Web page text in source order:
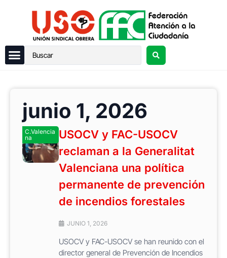
junio 1, 2026
C.Valencia
na
USOCV y FAC-USOCV
reclaman a la Generalitat
Valenciana una política
permanente de prevención
de incendios forestales
JUNIO 1, 2026
USOCV y FAC-USOCV se han reunido con el
director general de Prevención de Incendios